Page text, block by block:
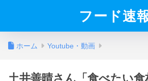
フード速
ホーム Youtube・動画
土井善晴さん「食べたい